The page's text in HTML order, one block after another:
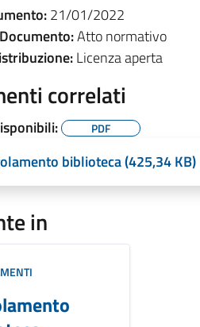
21/01/2022
Atto normativo
Licenza aperta
correlati
PDF
biblioteca (425,34 KB)
in